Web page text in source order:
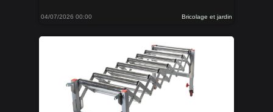
04/07/2026 00:00 Bricolage et jardin